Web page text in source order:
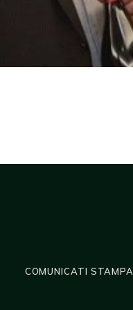
COMUNICATI STAMPA